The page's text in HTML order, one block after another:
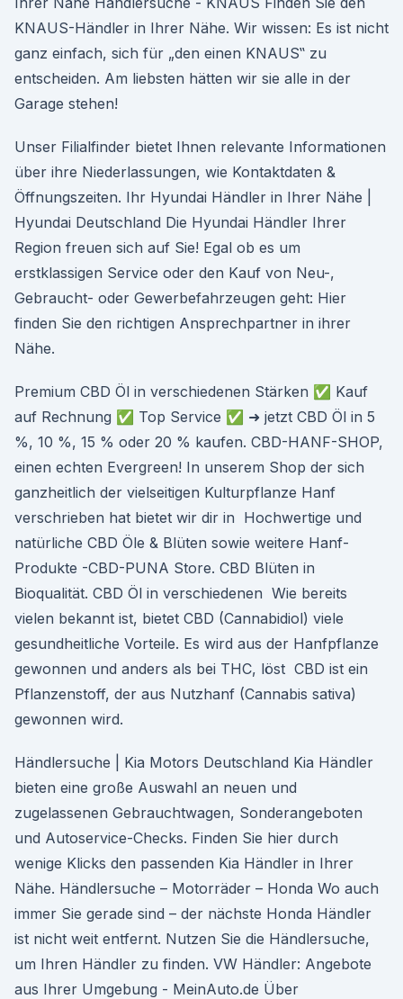
KNAUS-Händler in Ihrer Nähe. Wir wissen: Es ist nicht
ganz einfach, sich für „den einen KNAUS‟ zu
entscheiden. Am liebsten hätten wir sie alle in der
Garage stehen!
Unser Filialfinder bietet Ihnen relevante Informationen
über ihre Niederlassungen, wie Kontaktdaten &
Öffnungszeiten. Ihr Hyundai Händler in Ihrer Nähe |
Hyundai Deutschland Die Hyundai Händler Ihrer
Region freuen sich auf Sie! Egal ob es um
erstklassigen Service oder den Kauf von Neu-,
Gebraucht- oder Gewerbefahrzeugen geht: Hier
finden Sie den richtigen Ansprechpartner in ihrer
Nähe.
Premium CBD Öl in verschiedenen Stärken ✅ Kauf
auf Rechnung ✅ Top Service ✅ ➜ jetzt CBD Öl in 5
%, 10 %, 15 % oder 20 % kaufen. CBD-HANF-SHOP,
einen echten Evergreen! In unserem Shop der sich
ganzheitlich der vielseitigen Kulturpflanze Hanf
verschrieben hat bietet wir dir in Hochwertige und
natürliche CBD Öle & Blüten sowie weitere Hanf-
Produkte -CBD-PUNA Store. CBD Blüten in
Bioqualität. CBD Öl in verschiedenen Wie bereits
vielen bekannt ist, bietet CBD (Cannabidiol) viele
gesundheitliche Vorteile. Es wird aus der Hanfpflanze
gewonnen und anders als bei THC, löst CBD ist ein
Pflanzenstoff, der aus Nutzhanf (Cannabis sativa)
gewonnen wird.
Händlersuche | Kia Motors Deutschland Kia Händler
bieten eine große Auswahl an neuen und
zugelassenen Gebrauchtwagen, Sonderangeboten
und Autoservice-Checks. Finden Sie hier durch
wenige Klicks den passenden Kia Händler in Ihrer
Nähe. Händlersuche – Motorräder – Honda Wo auch
immer Sie gerade sind – der nächste Honda Händler
ist nicht weit entfernt. Nutzen Sie die Händlersuche,
um Ihren Händler zu finden. VW Händler: Angebote
aus Ihrer Umgebung - MeinAuto.de Über